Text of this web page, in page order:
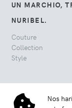
UN MARCHIO,
NURIBEL.
Couture
Collection
Style
Nos